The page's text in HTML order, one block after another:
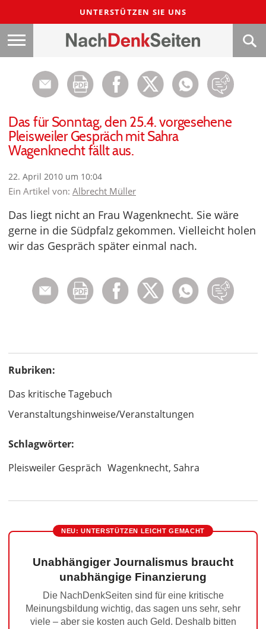
UNTERSTÜTZEN SIE UNS
Das für Sonntag, den 25.4. vorgesehene
Pleisweiler Gespräch mit Sahra
Wagenknecht fällt aus.
22. April 2010 um 10:04
Ein Artikel von: Albrecht Müller
Das liegt nicht an Frau Wagenknecht. Sie wäre
gerne in die Südpfalz gekommen. Vielleicht holen
wir das Gespräch später einmal nach.
Rubriken:
Das kritische Tagebuch
Veranstaltungshinweise/Veranstaltungen
Schlagwörter:
Pleisweiler Gespräch Wagenknecht, Sahra
NEU: UNTERSTÜTZEN LEICHT GEMACHT
Unabhängiger Journalismus braucht
unabhängige Finanzierung
Die NachDenkSeiten sind für eine kritische
Meinungsbildung wichtig, das sagen uns sehr, sehr
viele – aber sie kosten auch Geld. Deshalb bitten